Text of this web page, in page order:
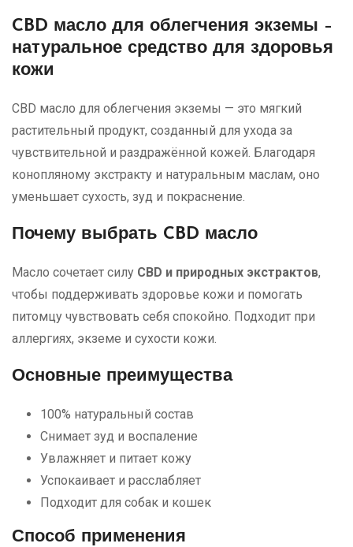
CBD масло для облегчения экземы –
натуральное средство для здоровья
кожи
CBD масло для облегчения экземы — это мягкий
растительный продукт, созданный для ухода за
чувствительной и раздражённой кожей. Благодаря
конопляному экстракту и натуральным маслам, оно
уменьшает сухость, зуд и покраснение.
Почему выбрать CBD масло
Масло сочетает силу CBD и природных экстрактов,
чтобы поддерживать здоровье кожи и помогать
питомцу чувствовать себя спокойно. Подходит при
аллергиях, экземе и сухости кожи.
Основные преимущества
100% натуральный состав
Снимает зуд и воспаление
Увлажняет и питает кожу
Успокаивает и расслабляет
Подходит для собак и кошек
Способ применения